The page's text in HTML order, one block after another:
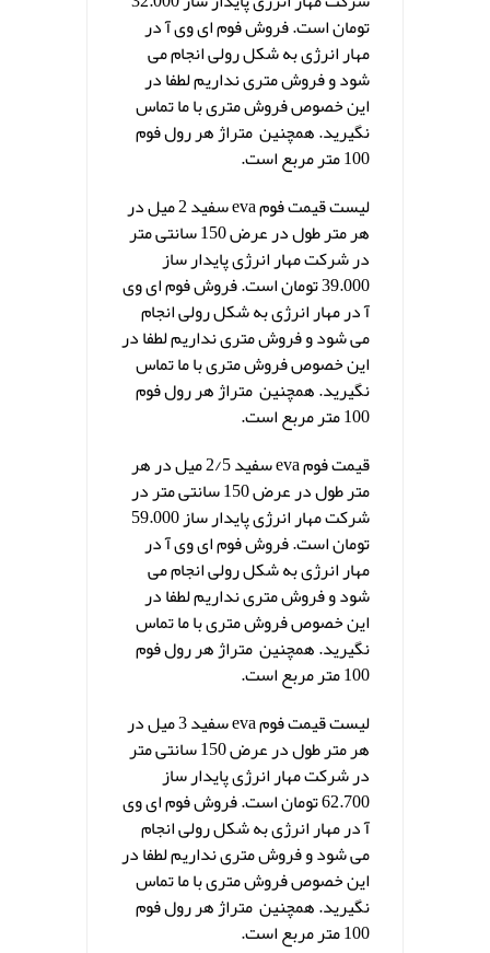
تومان است. فروش فوم ای وی آ در
مهار انرژی به شکل رولی انجام می
شود و فروش متری نداریم لطفا در
این خصوص فروش متری با ما تماس
نگیرید. همچنین متراژ هر رول فوم
100 متر مربع است.
لیست قیمت فوم eva سفید 2 میل در
هر متر طول در عرض 150 سانتی متر
در شرکت مهار انرژی پایدار ساز
39.000 تومان است. فروش فوم ای وی
آ در مهار انرژی به شکل رولی انجام
می شود و فروش متری نداریم لطفا در
این خصوص فروش متری با ما تماس
نگیرید. همچنین متراژ هر رول فوم
100 متر مربع است.
قیمت فوم eva سفید 2/5 میل در هر
متر طول در عرض 150 سانتی متر در
شرکت مهار انرژی پایدار ساز 59.000
تومان است. فروش فوم ای وی آ در
مهار انرژی به شکل رولی انجام می
شود و فروش متری نداریم لطفا در
این خصوص فروش متری با ما تماس
نگیرید. همچنین متراژ هر رول فوم
100 متر مربع است.
لیست قیمت فوم eva سفید 3 میل در
هر متر طول در عرض 150 سانتی متر
در شرکت مهار انرژی پایدار ساز
62.700 تومان است. فروش فوم ای وی
آ در مهار انرژی به شکل رولی انجام
می شود و فروش متری نداریم لطفا در
این خصوص فروش متری با ما تماس
نگیرید. همچنین متراژ هر رول فوم
100 متر مربع است.